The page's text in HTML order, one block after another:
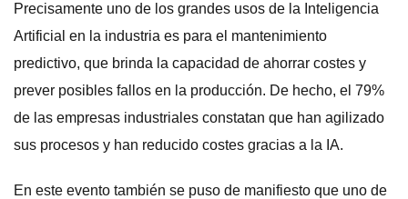
Precisamente uno de los grandes usos de la Inteligencia
Artificial en la industria es para el mantenimiento
predictivo, que brinda la capacidad de ahorrar costes y
prever posibles fallos en la producción. De hecho, el 79%
de las empresas industriales constatan que han agilizado
sus procesos y han reducido costes gracias a la IA.
En este evento también se puso de manifiesto que uno de